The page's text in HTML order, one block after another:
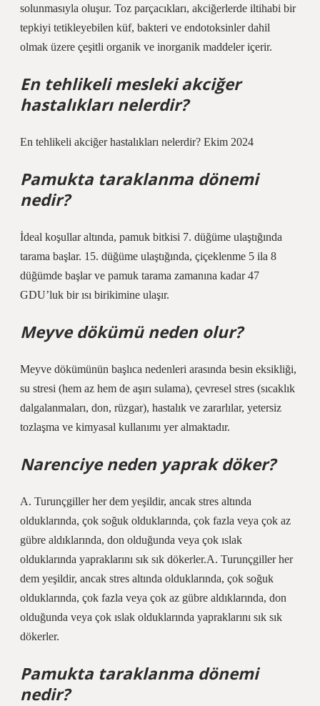
solunmasıyla oluşur. Toz parçacıkları, akciğerlerde iltihabi bir
tepkiyi tetikleyebilen küf, bakteri ve endotoksinler dahil
olmak üzere çeşitli organik ve inorganik maddeler içerir.
En tehlikeli mesleki akciğer
hastalıkları nelerdir?
En tehlikeli akciğer hastalıkları nelerdir? Ekim 2024
Pamukta taraklanma dönemi
nedir?
İdeal koşullar altında, pamuk bitkisi 7. düğüme ulaştığında
tarama başlar. 15. düğüme ulaştığında, çiçeklenme 5 ila 8
düğümde başlar ve pamuk tarama zamanına kadar 47
GDU’luk bir ısı birikimine ulaşır.
Meyve dökümü neden olur?
Meyve dökümünün başlıca nedenleri arasında besin eksikliği,
su stresi (hem az hem de aşırı sulama), çevresel stres (sıcaklık
dalgalanmaları, don, rüzgar), hastalık ve zararlılar, yetersiz
tozlaşma ve kimyasal kullanımı yer almaktadır.
Narenciye neden yaprak döker?
A. Turunçgiller her dem yeşildir, ancak stres altında
olduklarında, çok soğuk olduklarında, çok fazla veya çok az
gübre aldıklarında, don olduğunda veya çok ıslak
olduklarında yapraklarını sık sık dökerler.A. Turunçgiller her
dem yeşildir, ancak stres altında olduklarında, çok soğuk
olduklarında, çok fazla veya çok az gübre aldıklarında, don
olduğunda veya çok ıslak olduklarında yapraklarını sık sık
dökerler.
Pamukta taraklanma dönemi
nedir?